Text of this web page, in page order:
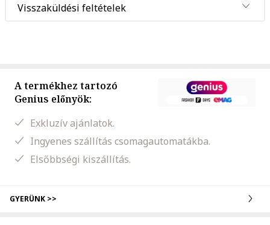
Visszaküldési feltételek
A termékhez tartozó
Genius előnyök:
Exkluzív ajánlatok.
Ingyenes szállítás csomagautomatákba.
Elsőbbségi kiszállítás.
GYERÜNK >>